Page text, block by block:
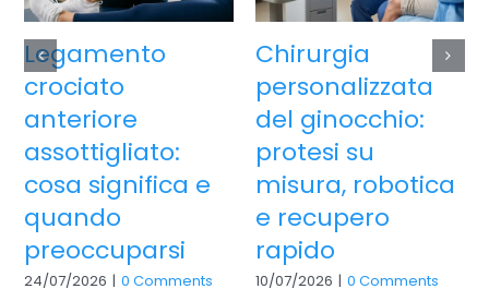
Legamento
crociato
anteriore
assottigliato:
cosa significa e
quando
preoccuparsi
24/07/2026 | 0 Comments
Chirurgia
personalizzata
del ginocchio:
protesi su
misura, robotica
e recupero
rapido
10/07/2026 | 0 Comments